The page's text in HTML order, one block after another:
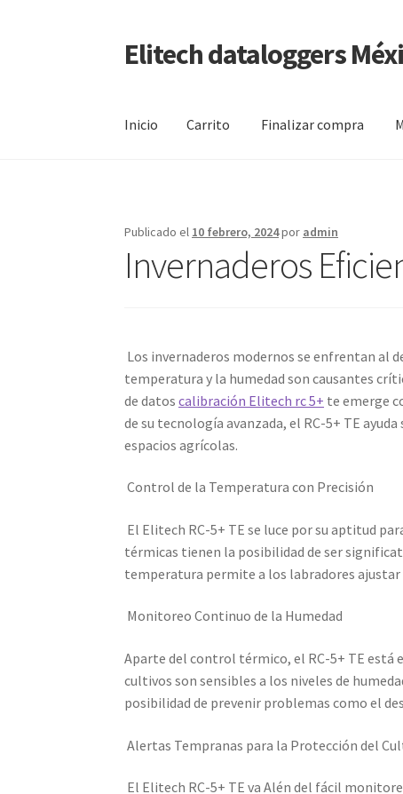
Saltar
a
Ir
al
Elitech dataloggers
Inicio Carrito Finalizar compra
Publicado el 10 febrero, 2024por admin
Invernaderos
Los invernaderos modernos se enfrentan al
temperatura y la humedad son causantes
de datoscalibración Elitech rc 5+ te emerge
de su tecnología avanzada, el RC-5+ TE
espacios agrícolas.
Control de la Temperatura con Precisión
El Elitech RC-5+ TE se luce por su aptitud
térmicas tienen la posibilidad de ser
temperatura permite a los labradores
Monitoreo Continuo de la Humedad
Aparte del control térmico, el RC-5+ TE está
cultivos son sensibles a los niveles de
posibilidad de prevenir problemas como el
Alertas Tempranas para la Protección del
El Elitech RC-5+ TE va Alén del fácil